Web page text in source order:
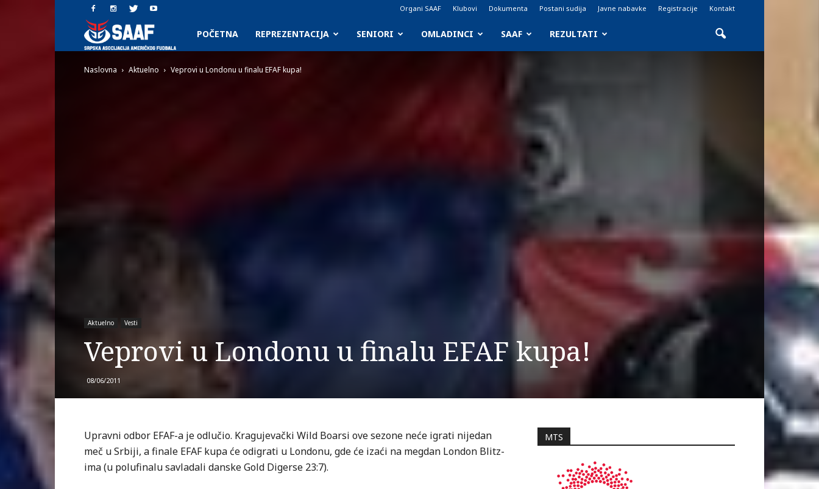
Organi SAAF Klubovi Dokumenta Postani sudija Javne nabavke Registracije Kontakt
SAAF.rs
POČETNA REPREZENTACIJA SENIORI OMLADINCI SAAF REZULTATI
Naslovna Aktuelno Veprovi u Londonu u finalu EFAF kupa!
Aktuelno Vesti
Veprovi u Londonu u finalu EFAF kupa!
08/06/2011
Upravni odbor EFAF-a je odlučio. Kragujevački Wild Boarsi ove sezone neće igrati nijedan
meč u Srbiji, a finale EFAF kupa će odigrati u Londonu, gde će izaći na megdan London Blitz-
ima (u polufinalu savladali danske Gold Digerse 23:7).
MTS